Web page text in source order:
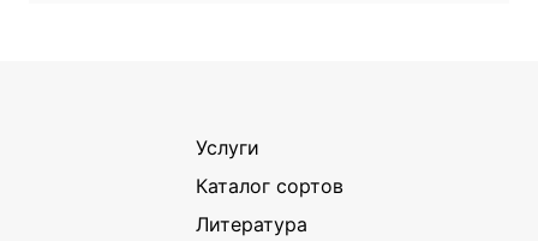
Услуги
Каталог сортов
Литература